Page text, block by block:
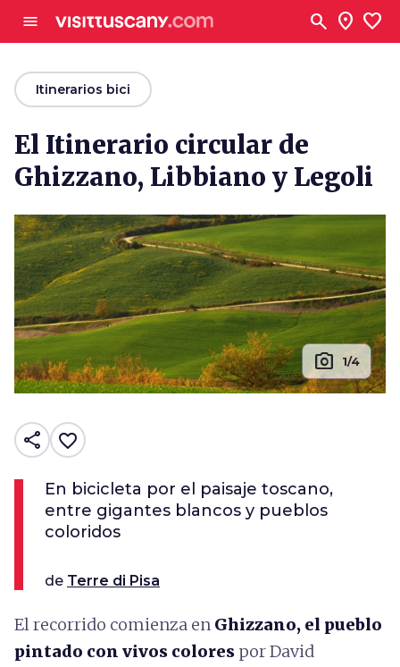
menu search location_on favorite
arrow_backItinerarios bici
El Itinerario circular de
Ghizzano, Libbiano y Legoli
photo_camera 1/4
share favorite_border
En bicicleta por el paisaje toscano,
entre gigantes blancos y pueblos
coloridos
de Terre di Pisa
El recorrido comienza en Ghizzano, el pueblo
pintado con vivos colores por David